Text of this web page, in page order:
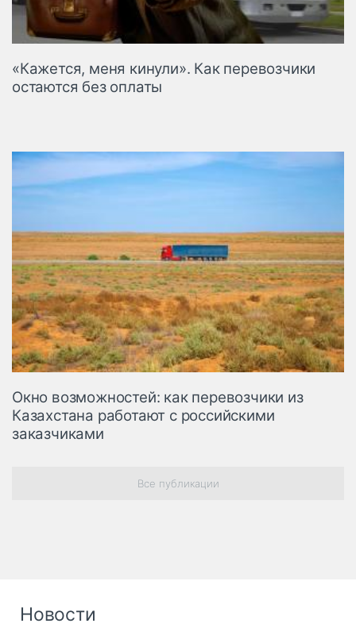
«Кажется, меня кинули». Как перевозчики
остаются без оплаты
Окно возможностей: как перевозчики из
Казахстана работают с российскими
заказчиками
Все публикации
Новости